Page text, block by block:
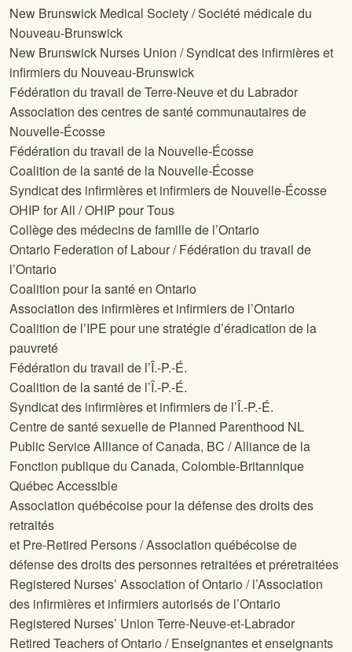
New Brunswick Medical Society / Société médicale du
Nouveau-Brunswick
New Brunswick Nurses Union / Syndicat des infirmières et
infirmiers du Nouveau-Brunswick
Fédération du travail de Terre-Neuve et du Labrador
Association des centres de santé communautaires de
Nouvelle-Écosse
Fédération du travail de la Nouvelle-Écosse
Coalition de la santé de la Nouvelle-Écosse
Syndicat des infirmières et infirmiers de Nouvelle-Écosse
OHIP for All / OHIP pour Tous
Collège des médecins de famille de l’Ontario
Ontario Federation of Labour / Fédération du travail de
l’Ontario
Coalition pour la santé en Ontario
Association des infirmières et infirmiers de l’Ontario
Coalition de l’IPE pour une stratégie d’éradication de la
pauvreté
Fédération du travail de l’Î.-P.-É.
Coalition de la santé de l’Î.-P.-É.
Syndicat des infirmières et infirmiers de l’Î.-P.-É.
Centre de santé sexuelle de Planned Parenthood NL
Public Service Alliance of Canada, BC / Alliance de la
Fonction publique du Canada, Colombie-Britannique
Québec Accessible
Association québécoise pour la défense des droits des
retraités
et Pre-Retired Persons / Association québécoise de
défense des droits des personnes retraitées et préretraitées
Registered Nurses’ Association of Ontario / l’Association
des infirmières et infirmiers autorisés de l’Ontario
Registered Nurses’ Union Terre-Neuve-et-Labrador
Retired Teachers of Ontario / Enseignantes et enseignants